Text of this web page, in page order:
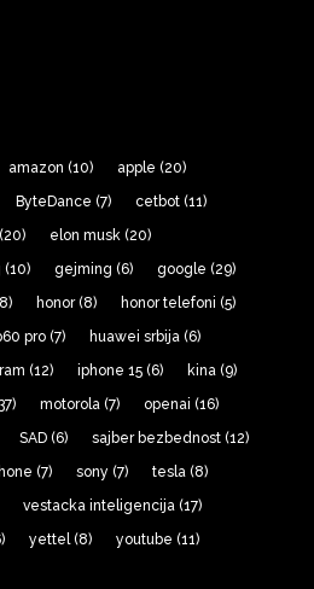
amazon (10) apple (20)
ByteDance (7) cetbot(11)
elon musk(20)
(10) gejming (6) google (29)
honor(8) honor telefoni (5)
pro(7) huawei srbija(6)
(12) iphone 15(6) kina(9)
motorola(7) openai (16)
SAD(6) sajber bezbednost(12)
(7) sony (7) tesla(8)
vestacka inteligencija(17)
yettel(8) youtube (11)